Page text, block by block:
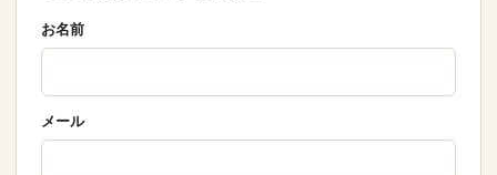
お名前
メール